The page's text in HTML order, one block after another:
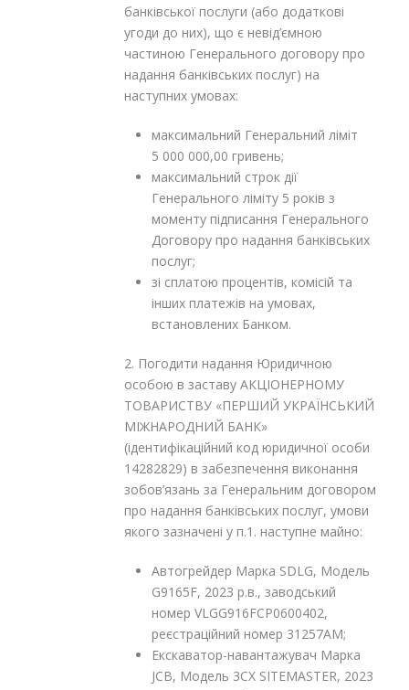
банківської послуги (або додаткові
угоди до них), що є невід’ємною
частиною Генерального договору про
надання банківських послуг) на
наступних умовах:
максимальний Генеральний ліміт
5 000 000,00 гривень;
максимальний строк дії
Генерального ліміту 5 років з
моменту підписання Генерального
Договору про надання банківських
послуг;
зі сплатою процентів, комісій та
інших платежів на умовах,
встановлених Банком.
2. Погодити надання Юридичною
особою в заставу АКЦІОНЕРНОМУ
ТОВАРИСТВУ «ПЕРШИЙ УКРАЇНСЬКИЙ
МІЖНАРОДНИЙ БАНК»
(ідентифікаційний код юридичної особи
14282829) в забезпечення виконання
зобов’язань за Генеральним договором
про надання банківських послуг, умови
якого зазначені у п.1. наступне майно:
Автогрейдер Марка SDLG, Модель
G9165F, 2023 р.в., заводський
номер VLGG916FCP0600402,
реєстраційний номер 31257AM;
Екскаватор-навантажувач Марка
JCB, Модель 3CX SITEMASTER, 2023